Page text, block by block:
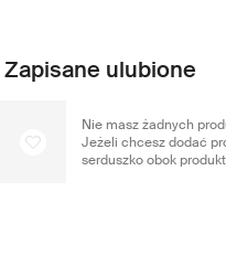
Zapisane ulubione
Nie masz żadnych
Jeżeli chcesz dodać
serduszko obok